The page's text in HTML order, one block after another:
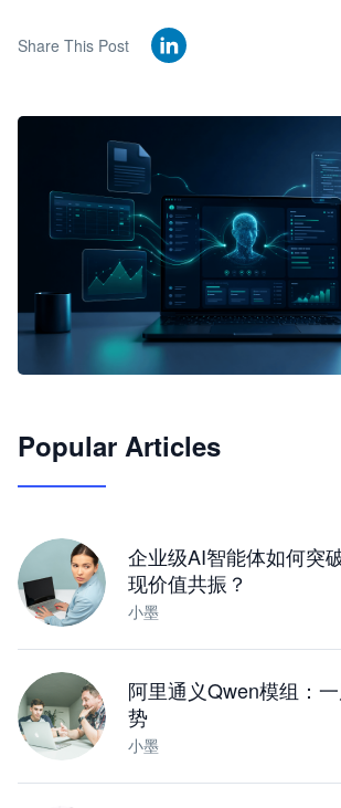
Share This Post
JimoClaw 桌面 AI Agent 工作台
Popular Articles
企业级AI智能体如何突
现价值共振？
小墨
阿里通义Qwen模组：
势
小墨